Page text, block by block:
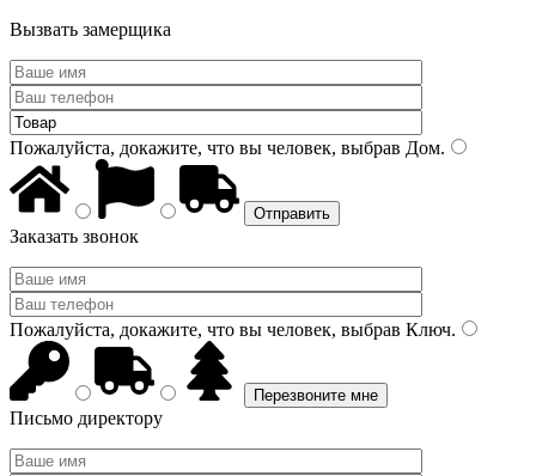
Вызвать замерщика
Пожалуйста, докажите, что вы человек, выбрав Дом.
Заказать звонок
Пожалуйста, докажите, что вы человек, выбрав Ключ.
Письмо директору